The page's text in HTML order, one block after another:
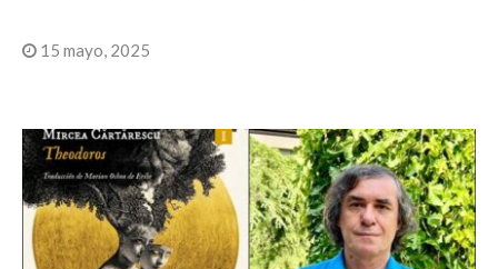
15 mayo, 2025